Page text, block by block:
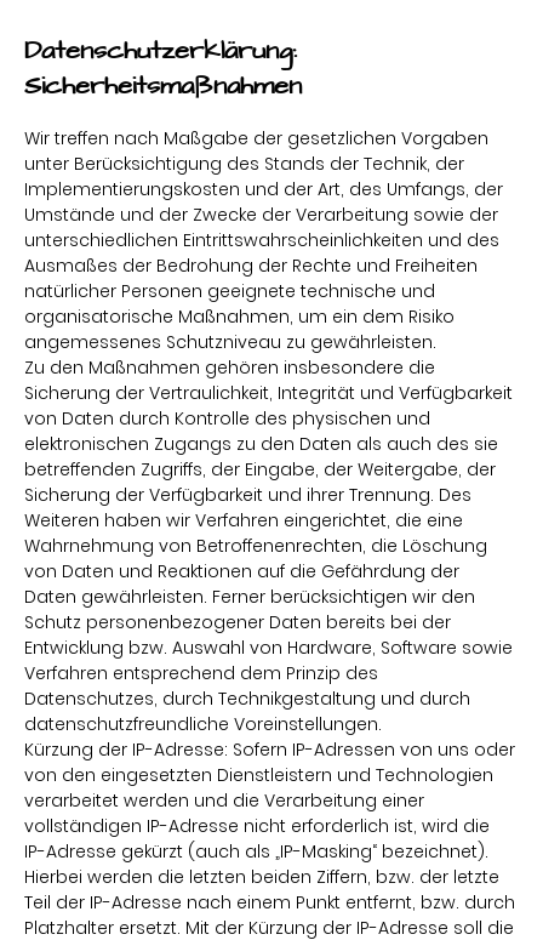
Datenschutzerklärung:
Sicherheitsmaßnahmen
Wir treffen nach Maßgabe der gesetzlichen Vorgaben
unter Berücksichtigung des Stands der Technik, der
Implementierungskosten und der Art, des Umfangs, der
Umstände und der Zwecke der Verarbeitung sowie der
unterschiedlichen Eintrittswahrscheinlichkeiten und des
Ausmaßes der Bedrohung der Rechte und Freiheiten
natürlicher Personen geeignete technische und
organisatorische Maßnahmen, um ein dem Risiko
angemessenes Schutzniveau zu gewährleisten.
Zu den Maßnahmen gehören insbesondere die
Sicherung der Vertraulichkeit, Integrität und Verfügbarkeit
von Daten durch Kontrolle des physischen und
elektronischen Zugangs zu den Daten als auch des sie
betreffenden Zugriffs, der Eingabe, der Weitergabe, der
Sicherung der Verfügbarkeit und ihrer Trennung. Des
Weiteren haben wir Verfahren eingerichtet, die eine
Wahrnehmung von Betroffenenrechten, die Löschung
von Daten und Reaktionen auf die Gefährdung der
Daten gewährleisten. Ferner berücksichtigen wir den
Schutz personenbezogener Daten bereits bei der
Entwicklung bzw. Auswahl von Hardware, Software sowie
Verfahren entsprechend dem Prinzip des
Datenschutzes, durch Technikgestaltung und durch
datenschutzfreundliche Voreinstellungen.
Kürzung der IP-Adresse: Sofern IP-Adressen von uns oder
von den eingesetzten Dienstleistern und Technologien
verarbeitet werden und die Verarbeitung einer
vollständigen IP-Adresse nicht erforderlich ist, wird die
IP-Adresse gekürzt (auch als „IP-Masking“ bezeichnet).
Hierbei werden die letzten beiden Ziffern, bzw. der letzte
Teil der IP-Adresse nach einem Punkt entfernt, bzw. durch
Platzhalter ersetzt. Mit der Kürzung der IP-Adresse soll die